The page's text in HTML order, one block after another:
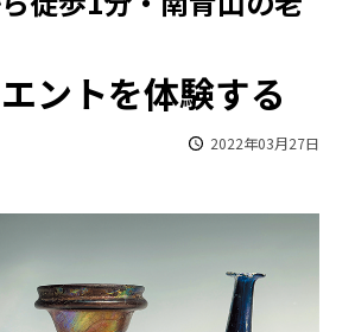
ントを体験する
2022年03月27日